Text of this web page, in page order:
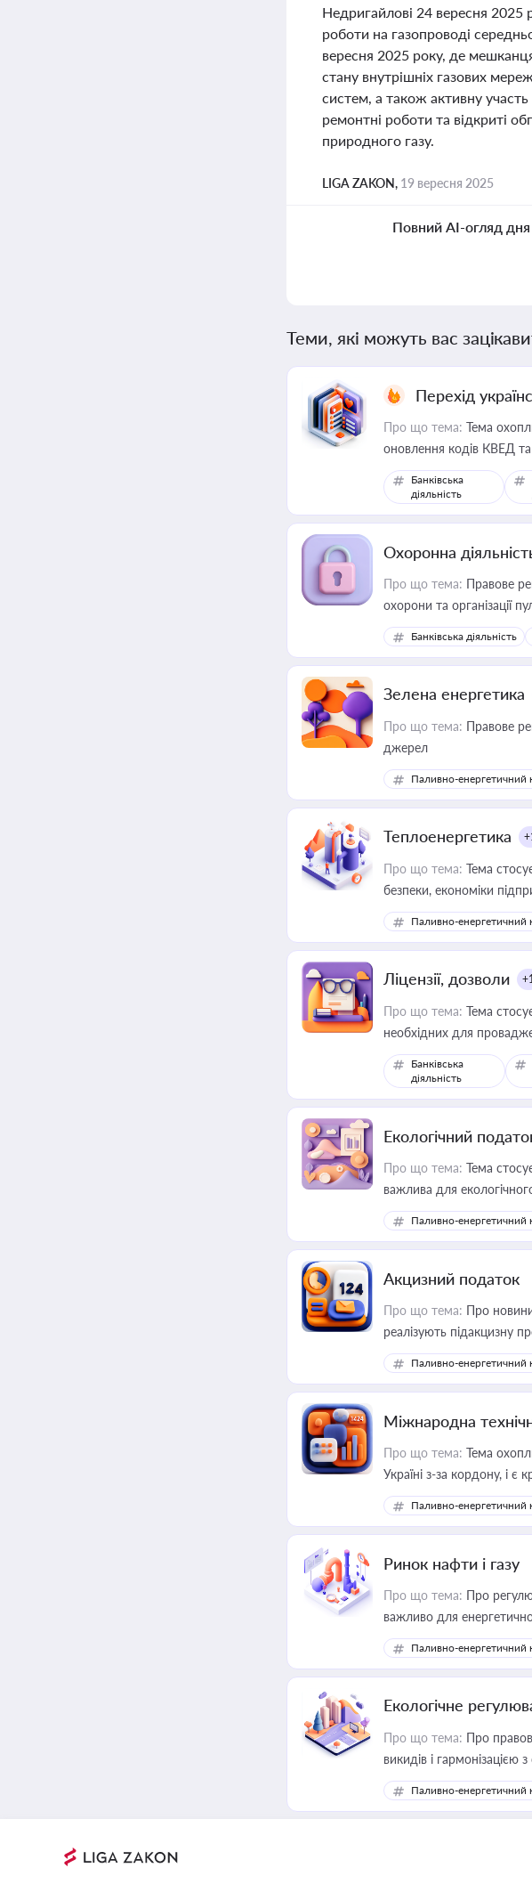
Недригайлові 24 вересня 2025
роботи на газопроводі
вересня 2025 року, де
стану внутрішніх газових
систем, а також активну
ремонтні роботи та відкриті
природного газу.
LIGA ZAKON, 19 вересня 2025
Повний AI-огляд дня
Теми, які можуть вас
Перехід
Про що тема: Тема
оновлення кодів КВЕД та
Банківська
діяльність
Охоронна
Про що тема: Правове
охорони та організації
Банківська діяльність
Зелена енергетика
Про що тема: Правове
джерел
Паливно-енергетичний
Теплоенергетика
Про що тема: Тема
безпеки, економіки
Паливно-енергетичний
Ліцензії, дозволи
Про що тема: Тема
необхідних для
Банківська
діяльність
Екологічний
Про що тема: Тема
важлива для
законодавства
Паливно-енергетичний
Акцизний податок
Про що тема: Про
реалізують підакцизну
Паливно-енергетичний
Міжнародна
Про що тема: Тема
Україні з-за кордону, і
інфраструктурних
Паливно-енергетичний
Ринок нафти і газу
Про що тема: Про
важливо для
Паливно-енергетичний
Екологічне
Про що тема: Про
викидів і
Паливно-енергетичний